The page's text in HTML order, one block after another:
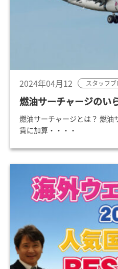
2024年04月12 スタッフ
燃油サーチャージのい
燃油サーチャージとは？ 燃油
賃に加算・・・・